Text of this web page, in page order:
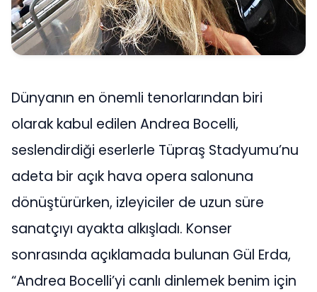
Dünyanın en önemli tenorlarından biri
olarak kabul edilen Andrea Bocelli,
seslendirdiği eserlerle Tüpraş Stadyumu’nu
adeta bir açık hava opera salonuna
dönüştürürken, izleyiciler de uzun süre
sanatçıyı ayakta alkışladı. Konser
sonrasında açıklamada bulunan Gül Erda,
“Andrea Bocelli’yi canlı dinlemek benim için